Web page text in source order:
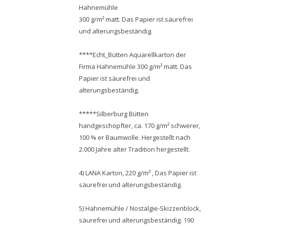
Hahnemühle
300 g/m² matt. Das Papier ist säurefrei
und alterungsbeständig.
****Echt_Bütten Aquarellkarton der
Firma Hahnemühle 300 g/m² matt. Das
Papier ist säurefrei und
alterungsbeständig.
*****Silberburg Bütten
handgeschöpfter, ca. 170 g/m² schwerer,
100 % er Baumwolle. Hergestellt nach
2.000 Jahre alter Tradition hergestellt.
4) LANA Karton, 220 g/m² , Das Papier ist
säurefrei und alterungsbeständig.
5) Hahnemühle / Nostalgie-Skizzenblock,
säurefrei und alterungsbeständig. 190